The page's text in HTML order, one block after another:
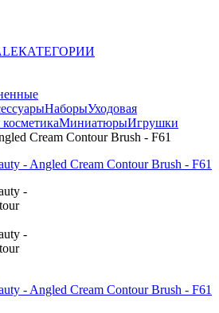
КАТЕГОРИИ
НаборыУходовая
МиниатюрыИгрушки
Cream Contour Brush - F61